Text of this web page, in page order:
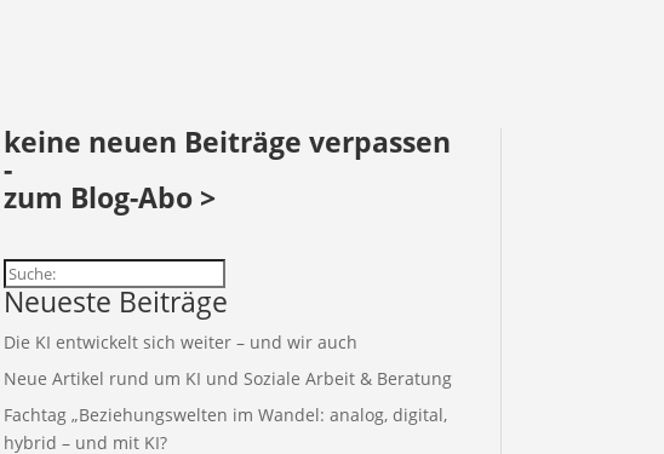
keine neuen Beiträge verpassen
-
zum Blog-Abo >
Suchen
Neueste Beiträge
Die KI entwickelt sich weiter – und wir auch
Neue Artikel rund um KI und Soziale Arbeit & Beratung
Fachtag „Beziehungswelten im Wandel: analog, digital,
hybrid – und mit KI?